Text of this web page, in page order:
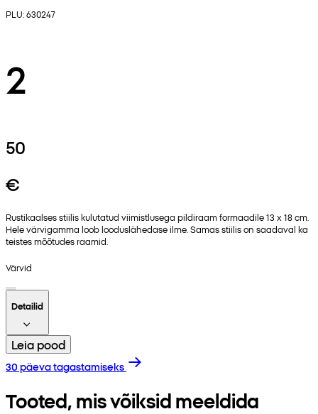
PLU: 630247
2
50
€
Rustikaalses stiilis kulutatud viimistlusega pildiraam formaadile 13 x 18 cm.
Hele värvigamma loob looduslähedase ilme. Samas stiilis on saadaval ka
teistes mõõtudes raamid.
Värvid
Detailid
Leia pood
30 päeva tagastamiseks
Tooted, mis võiksid meeldida